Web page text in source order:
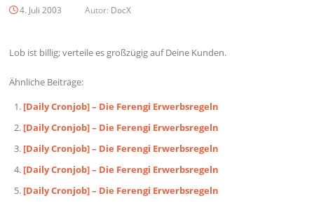
4. Juli 2003 Autor: DocX
Lob ist billig; verteile es großzügig auf Deine Kunden.
Ähnliche Beiträge:
[Daily Cronjob] – Die Ferengi Erwerbsregeln
[Daily Cronjob] – Die Ferengi Erwerbsregeln
[Daily Cronjob] – Die Ferengi Erwerbsregeln
[Daily Cronjob] – Die Ferengi Erwerbsregeln
[Daily Cronjob] – Die Ferengi Erwerbsregeln